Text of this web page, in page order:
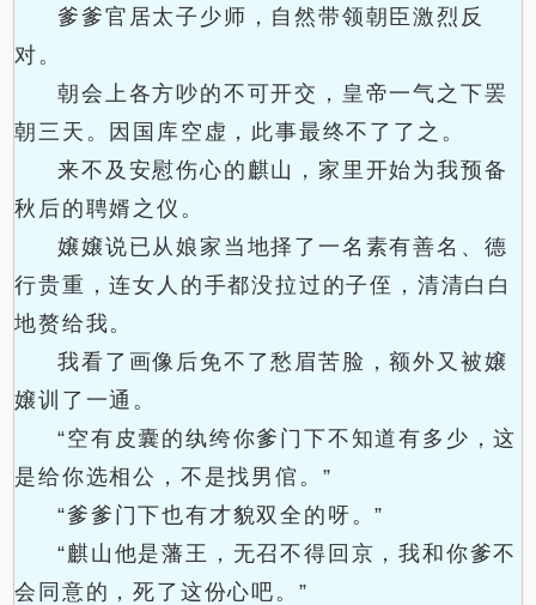
爹爹官居太子少师，自然带领朝臣激烈反
对。
朝会上各方吵的不可开交，皇帝一气之下罢
朝三天。因国库空虚，此事最终不了了之。
来不及安慰伤心的麒山，家里开始为我预备
秋后的聘婿之仪。
嬢嬢说已从娘家当地择了一名素有善名、德
行贵重，连女人的手都没拉过的子侄，清清白白
地赘给我。
我看了画像后免不了愁眉苦脸，额外又被嬢
嬢训了一通。
“空有皮囊的纨绔你爹门下不知道有多少，这
是给你选相公，不是找男倌。”
“爹爹门下也有才貌双全的呀。”
“麒山他是藩王，无召不得回京，我和你爹不
会同意的，死了这份心吧。”